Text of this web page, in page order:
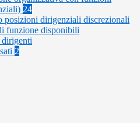
24
posizioni dirigenziali discrezionali
funzione disponibili
2